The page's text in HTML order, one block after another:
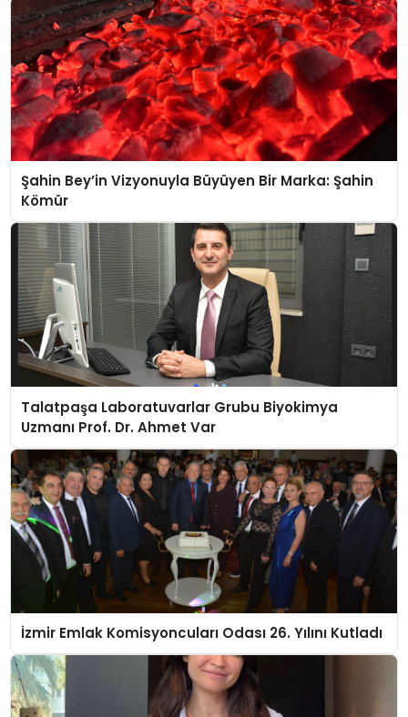
Şahin Bey’in Vizyonuyla Büyüyen Bir Marka: Şahin
Kömür
Talatpaşa Laboratuvarlar Grubu Biyokimya
Uzmanı Prof. Dr. Ahmet Var
İzmir Emlak Komisyoncuları Odası 26. Yılını Kutladı